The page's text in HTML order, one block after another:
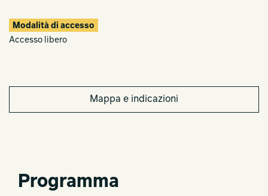
Modalità di accesso
Accesso libero
Mappa e indicazioni
Programma